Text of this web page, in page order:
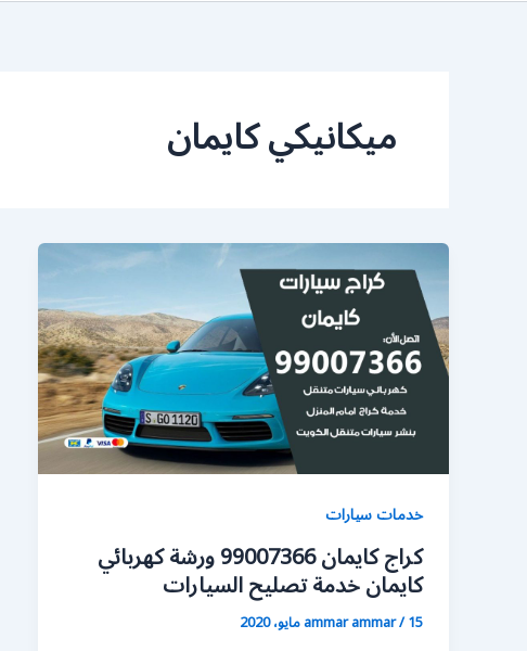
ميكانيكي كايمان
خدمات سيارات
كراج كايمان 99007366 ورشة كهربائي
كايمان خدمة تصليح السيارات
ammar ammar/15 مايو، 2020